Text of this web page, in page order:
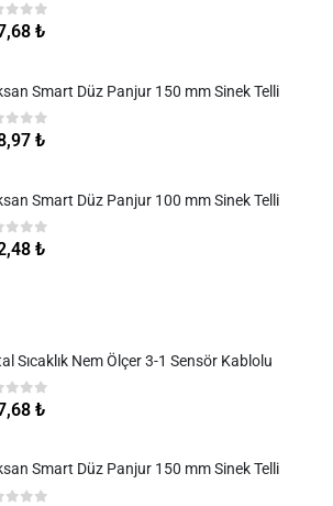
üzerinden
₺
Smart Düz Panjur 150 mm Sinek Telli
üzerinden
₺
Smart Düz Panjur 100 mm Sinek Telli
üzerinden
₺
Sıcaklık Nem Ölçer 3-1 Sensör Kablolu
üzerinden
₺
Smart Düz Panjur 150 mm Sinek Telli